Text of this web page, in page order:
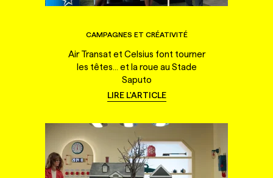
CAMPAGNES ET CRÉATIVITÉ
Air Transat et Celsius font tourner
les têtes... et la roue au Stade
Saputo
LIRE L'ARTICLE